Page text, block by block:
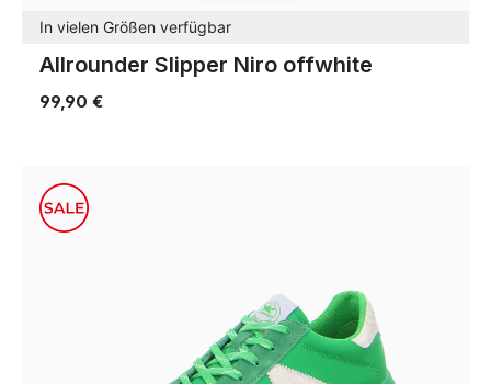
In vielen Größen verfügbar
Allrounder Slipper Niro offwhite
99,90 €